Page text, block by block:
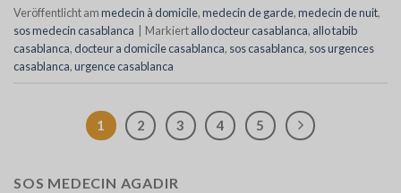
Veröffentlicht ammedecin à domicile,medecin de garde,medecin de nuit,
sos medecin casablanca
Markiertallo docteur casablanca, allo tabib
casablanca, docteur a domicile casablanca, sos casablanca, sos urgences
casablanca,urgence casablanca
1 2 3 4 5
SOS MEDECIN AGADIR